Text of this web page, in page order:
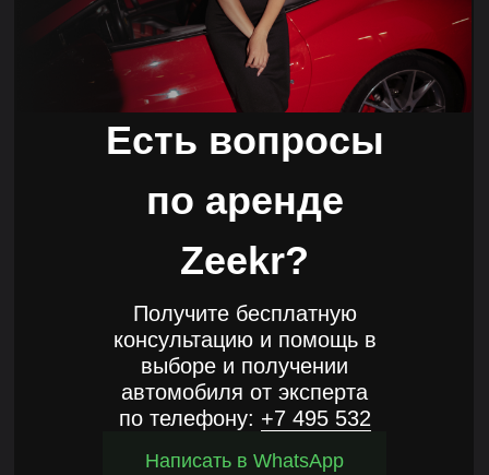
Есть вопросы
по аренде
Zeekr?
Получите бесплатную
консультацию и помощь в
выборе и получении
автомобиля от эксперта
по телефону: +7 495 532
Написать в WhatsApp